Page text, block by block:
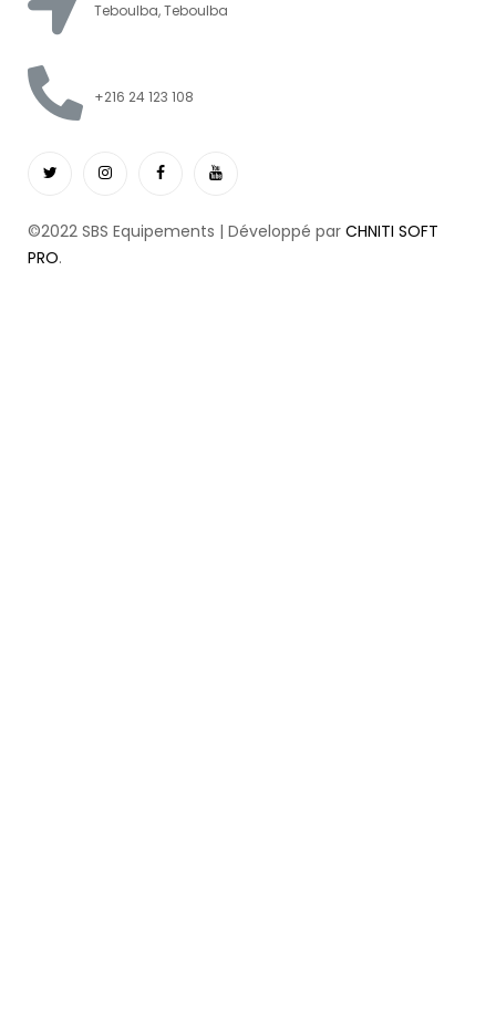
Teboulba, Teboulba
+216 24 123 108
©2022 SBS Equipements | Développé par CHNITI SOFT
PRO.